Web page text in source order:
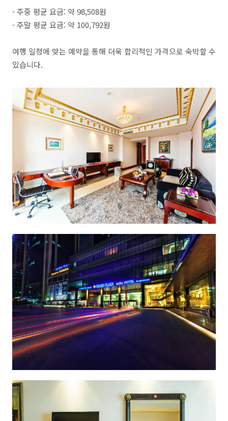
- 주중 평균 요금: 약 98,508원
- 주말 평균 요금: 약 100,792원
여행 일정에 맞는 예약을 통해 더욱 합리적인 가격으로 숙박할 수
있습니다.